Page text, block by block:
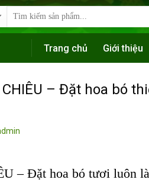
Trang chủ Giới thiệu
– Đặt hoa bó
– Đặt hoa bó tươi luôn